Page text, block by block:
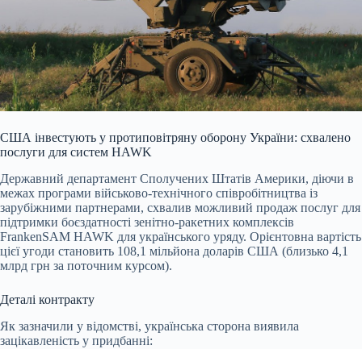
США інвестують у протиповітряну оборону України: схвалено
послуги для систем HAWK
Державний департамент Сполучених Штатів Америки, діючи в
межах програми військово-технічного співробітництва із
зарубіжними партнерами, схвалив можливий продаж послуг для
підтримки боєздатності зенітно-ракетних комплексів
FrankenSAM HAWK для українського уряду. Орієнтовна вартість
цієї угоди становить 108,1 мільйона доларів США (близько 4,1
млрд грн за поточним курсом).
Деталі контракту
Як зазначили у відомстві, українська сторона виявила
зацікавленість у придбанні: